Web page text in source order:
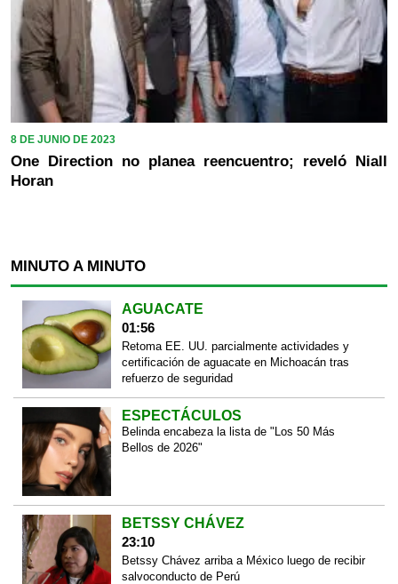
8 DE JUNIO DE 2023
One Direction no planea reencuentro; reveló Niall
Horan
MINUTO A MINUTO
AGUACATE
01:56
Retoma EE. UU. parcialmente actividades y
certificación de aguacate en Michoacán tras
refuerzo de seguridad
ESPECTÁCULOS
Belinda encabeza la lista de "Los 50 Más
Bellos de 2026"
BETSSY CHÁVEZ
23:10
Betssy Chávez arriba a México luego de recibir
salvoconducto de Perú